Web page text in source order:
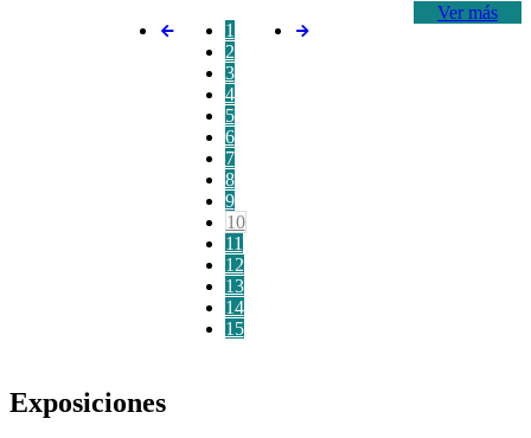
Ver más
1
2
3
4
5
6
7
8
9
10
11
12
13
14
15
Exposiciones